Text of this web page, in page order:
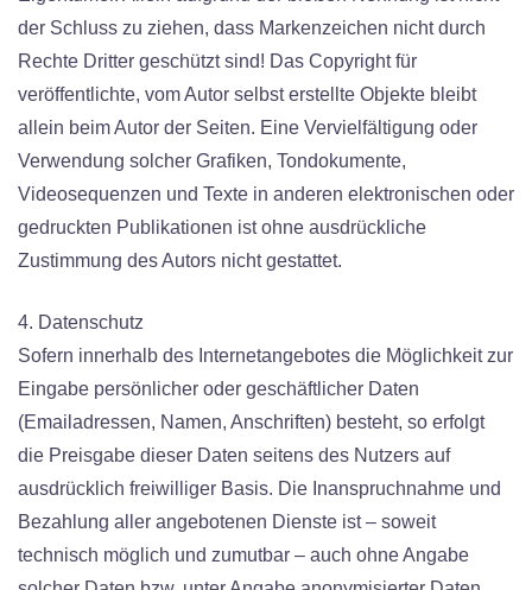
der Schluss zu ziehen, dass Markenzeichen nicht durch
Rechte Dritter geschützt sind! Das Copyright für
veröffentlichte, vom Autor selbst erstellte Objekte bleibt
allein beim Autor der Seiten. Eine Vervielfältigung oder
Verwendung solcher Grafiken, Tondokumente,
Videosequenzen und Texte in anderen elektronischen oder
gedruckten Publikationen ist ohne ausdrückliche
Zustimmung des Autors nicht gestattet.
4. Datenschutz
Sofern innerhalb des Internetangebotes die Möglichkeit zur
Eingabe persönlicher oder geschäftlicher Daten
(Emailadressen, Namen, Anschriften) besteht, so erfolgt
die Preisgabe dieser Daten seitens des Nutzers auf
ausdrücklich freiwilliger Basis. Die Inanspruchnahme und
Bezahlung aller angebotenen Dienste ist – soweit
technisch möglich und zumutbar – auch ohne Angabe